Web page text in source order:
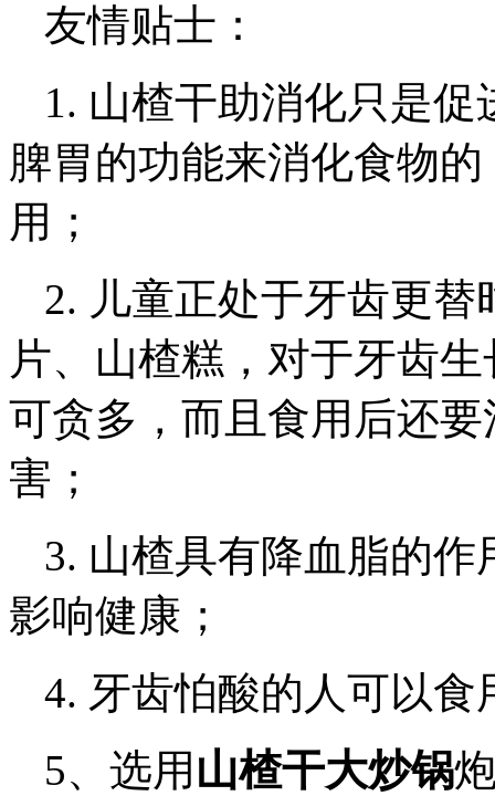
友情贴士：
1. 山楂干助消化只是
脾胃的功能来消化食物
用；
2. 儿童正处于牙齿更
片、山楂糕，对于牙齿
可贪多，而且食用后还
害；
3. 山楂具有降血脂的
影响健康；
4. 牙齿怕酸的人可以
5、选用 山楂干大炒锅